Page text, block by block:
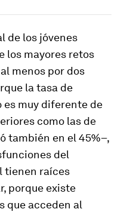
de los jóvenes
los mayores retos
menos por dos
la tasa de
es muy diferente de
como las de
también en el 45%–,
del
tienen raíces
porque existe
que acceden al